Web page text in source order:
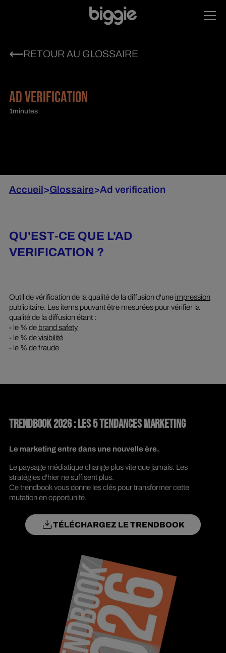
RETOUR AU GLOSSAIRE
AD VERIFICATION
1minutes
Accueil >Glossaire>Ad verification
QU'EST-CE QUE L'AD
VERIFICATION ?
Outil de vérification de la qualité de la diffusion d'une impression
publicitaire. Les items pouvant être mesurées pour vérifier la
qualité de la diffusion étant :
- le % de brand safety
- le % devisibilité
- le % de fraude
TRENDBOOK 2026 : LES 5 TENDANCES MARKETING
Le marketing entre dans une nouvelle ère.
Le paysage médiatique change plus vite que jamais. Les
stratégies d'hier ne suffisent plus.
Ce trendbook vous donne les clés pour transformer cette
mutation en opportunité.
TÉLÉCHARGEZ LE TRENDBOOK